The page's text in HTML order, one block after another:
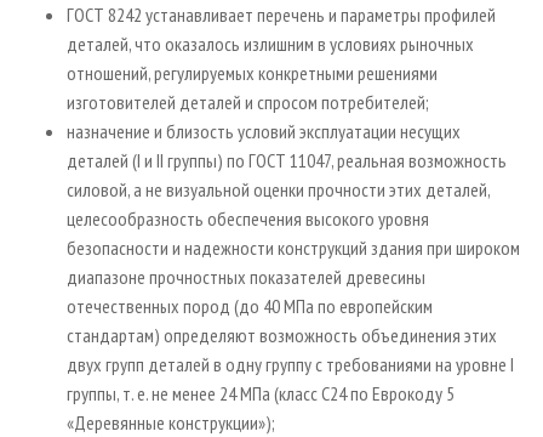
ГОСТ 8242 устанавливает перечень и параметры профилей
деталей, что оказалось излишним в условиях рыночных
отношений, регулируемых конкретными решениями
изготовителей деталей и спросом потребителей;
назначение и близость условий эксплуатации несущих
деталей (I и II группы) по ГОСТ 11047, реальная возможность
силовой, а не визуальной оценки прочности этих деталей,
целесообразность обеспечения высокого уровня
безопасности и надежности конструкций здания при широком
диапазоне прочностных показателей древесины
отечественных пород (до 40 МПа по европейским
стандартам) определяют возможность объединения этих
двух групп деталей в одну группу с требованиями на уровне I
группы, т. е. не менее 24 МПа (класс С24 по Еврокоду 5
«Деревянные конструкции»);